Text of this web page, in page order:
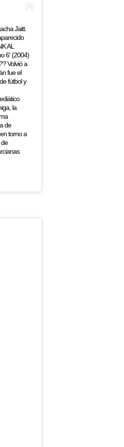
Jaitt.
AL
6' (2004)
Volvió a
fue el
fútbol y
la
de
torno a
de